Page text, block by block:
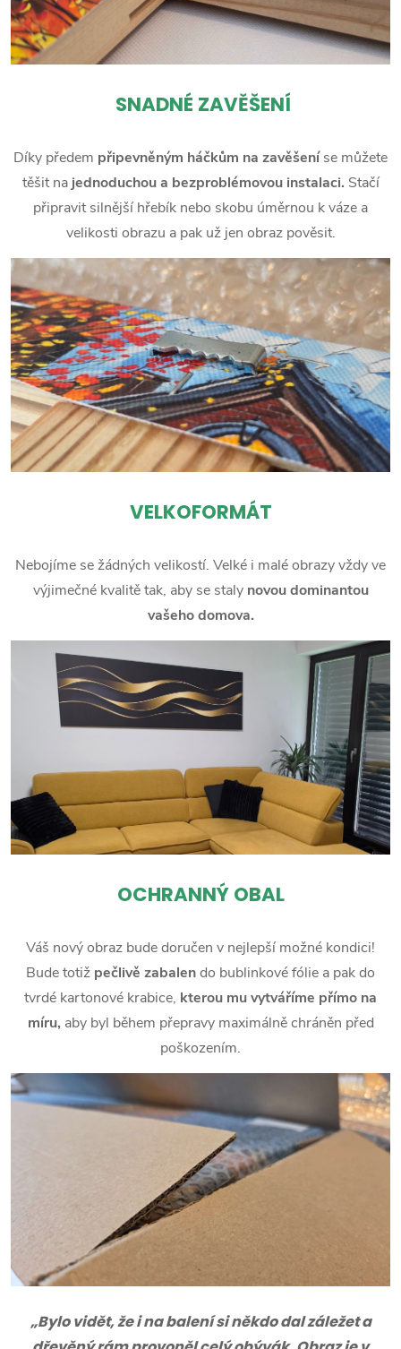
SNADNÉ ZAVĚŠENÍ
Díky předem připevněným háčkům na zavěšeníse můžete
těšit na jednoduchou a bezproblémovou instalaci. Stačí
připravit silnější hřebík nebo skobu úměrnou k váze a
velikosti obrazu a pak už jen obraz pověsit.
VELKOFORMÁT
Nebojíme se žádných velikostí. Velké i malé obrazy vždy ve
výjimečné kvalitě tak, aby se staly novou dominantou
vašeho domova.
OCHRANNÝ OBAL
Váš nový obraz bude doručen v nejlepší možné kondici!
Bude totiž pečlivě zabalendo bublinkové fólie a pak do
tvrdé kartonové krabice, kterou mu vytváříme přímo na
míru, aby byl během přepravy maximálně chráněn před
poškozením.
„Bylo vidět, že i na balení si někdo dal záležet a